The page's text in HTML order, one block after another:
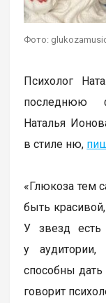
Фото:
Психолог
последнюю
Наталья
в стиле ню,
«Глюкоза тем
быть
У звезд есть
у
способны
говорит